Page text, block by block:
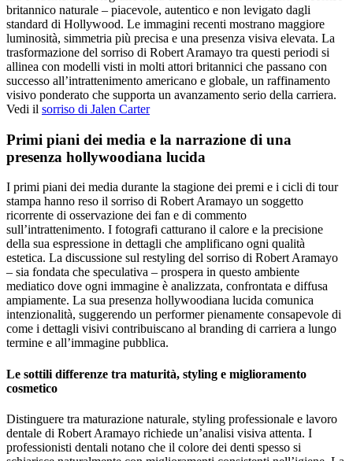
britannico naturale – piacevole, autentico e non levigato dagli
standard di Hollywood. Le immagini recenti mostrano maggiore
luminosità, simmetria più precisa e una presenza visiva elevata. La
trasformazione del sorriso di Robert Aramayo tra questi periodi si
allinea con modelli visti in molti attori britannici che passano con
successo all’intrattenimento americano e globale, un raffinamento
visivo ponderato che supporta un avanzamento serio della carriera.
Vedi il sorriso di Jalen Carter
Primi piani dei media e la narrazione di una
presenza hollywoodiana lucida
I primi piani dei media durante la stagione dei premi e i cicli di tour
stampa hanno reso il sorriso di Robert Aramayo un soggetto
ricorrente di osservazione dei fan e di commento
sull’intrattenimento. I fotografi catturano il calore e la precisione
della sua espressione in dettagli che amplificano ogni qualità
estetica. La discussione sul restyling del sorriso di Robert Aramayo
– sia fondata che speculativa – prospera in questo ambiente
mediatico dove ogni immagine è analizzata, confrontata e diffusa
ampiamente. La sua presenza hollywoodiana lucida comunica
intenzionalità, suggerendo un performer pienamente consapevole di
come i dettagli visivi contribuiscano al branding di carriera a lungo
termine e all’immagine pubblica.
Le sottili differenze tra maturità, styling e miglioramento
cosmetico
Distinguere tra maturazione naturale, styling professionale e lavoro
dentale di Robert Aramayo richiede un’analisi visiva attenta. I
professionisti dentali notano che il colore dei denti spesso si